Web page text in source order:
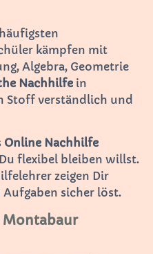
kämpfen mit
Algebra, Geometrie
Nachhilfe in
Stoff verständlich und
Online Nachhilfe
flexibel bleiben willst.
zeigen Dir
sicher löst.
Montabaur